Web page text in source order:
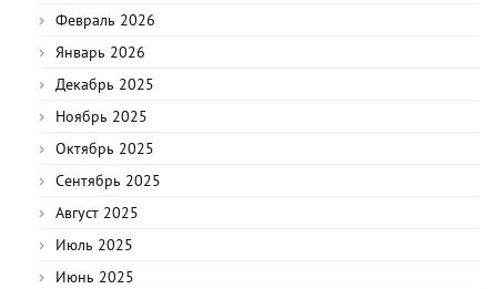
Февраль 2026
Январь 2026
Декабрь 2025
Ноябрь 2025
Октябрь 2025
Сентябрь 2025
Август 2025
Июль 2025
Июнь 2025